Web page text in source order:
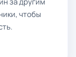
чтобы